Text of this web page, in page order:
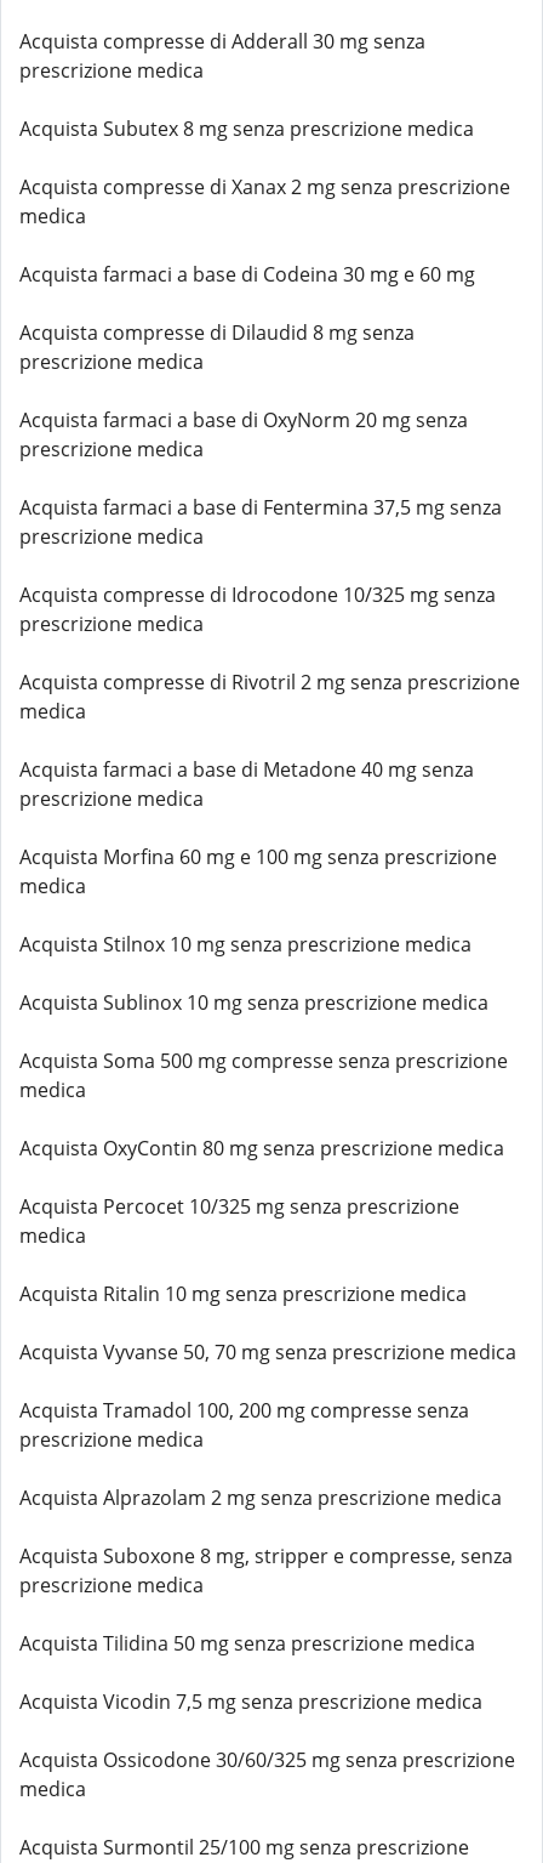
Acquista compresse di Adderall 30 mg senza
prescrizione medica
Acquista Subutex 8 mg senza prescrizione medica
Acquista compresse di Xanax 2 mg senza prescrizione
medica
Acquista farmaci a base di Codeina 30 mg e 60 mg
Acquista compresse di Dilaudid 8 mg senza
prescrizione medica
Acquista farmaci a base di OxyNorm 20 mg senza
prescrizione medica
Acquista farmaci a base di Fentermina 37,5 mg senza
prescrizione medica
Acquista compresse di Idrocodone 10/325 mg senza
prescrizione medica
Acquista compresse di Rivotril 2 mg senza prescrizione
medica
Acquista farmaci a base di Metadone 40 mg senza
prescrizione medica
Acquista Morfina 60 mg e 100 mg senza prescrizione
medica
Acquista Stilnox 10 mg senza prescrizione medica
Acquista Sublinox 10 mg senza prescrizione medica
Acquista Soma 500 mg compresse senza prescrizione
medica
Acquista OxyContin 80 mg senza prescrizione medica
Acquista Percocet 10/325 mg senza prescrizione
medica
Acquista Ritalin 10 mg senza prescrizione medica
Acquista Vyvanse 50, 70 mg senza prescrizione medica
Acquista Tramadol 100, 200 mg compresse senza
prescrizione medica
Acquista Alprazolam 2 mg senza prescrizione medica
Acquista Suboxone 8 mg, stripper e compresse, senza
prescrizione medica
Acquista Tilidina 50 mg senza prescrizione medica
Acquista Vicodin 7,5 mg senza prescrizione medica
Acquista Ossicodone 30/60/325 mg senza prescrizione
medica
Acquista Surmontil 25/100 mg senza prescrizione